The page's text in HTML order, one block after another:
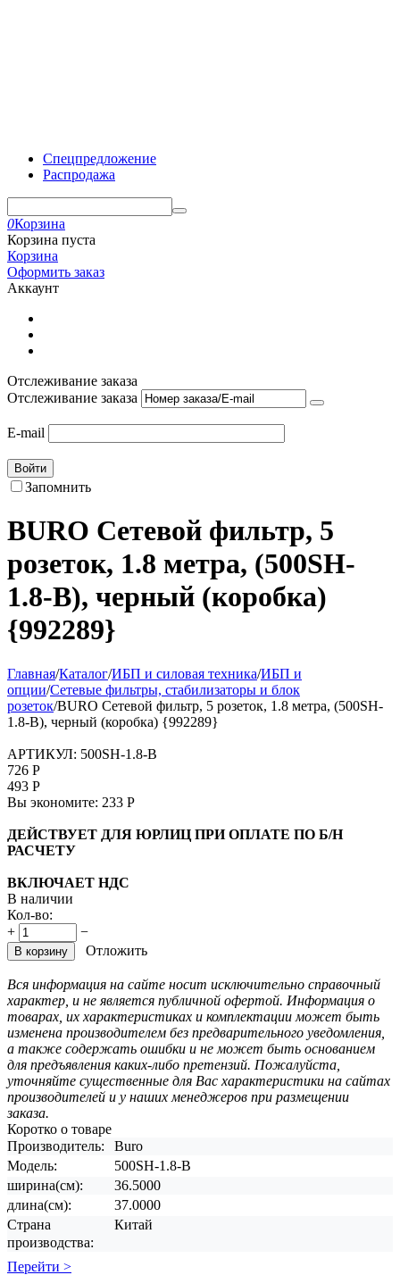
Спецпредложение
Распродажа
0Корзина
Корзина пуста
Корзина
Оформить заказ
Аккаунт
Отслеживание заказа
Отслеживание заказа
E-mail
Войти
Запомнить
BURO Сетевой фильтр, 5
розеток, 1.8 метра, (500SH-
1.8-B), черный (коробка)
{992289}
Главная/Каталог/ИБП и силовая техника/ИБП и
опции/Сетевые фильтры, стабилизаторы и блок
розеток/BURO Сетевой фильтр, 5 розеток, 1.8 метра, (500SH-
1.8-B), черный (коробка) {992289}
АРТИКУЛ: 500SH-1.8-B
726 Р
493 Р
Вы экономите: 233 Р
ДЕЙСТВУЕТ ДЛЯ ЮРЛИЦ ПРИ ОПЛАТЕ ПО Б/Н
РАСЧЕТУ
ВКЛЮЧАЕТ НДС
В наличии
Кол-во:
+
−
В корзину Отложить
Вся информация на сайте носит исключительно справочный
характер, и не является публичной офертой. Информация о
товарах, их характеристиках и комплектации может быть
изменена производителем без предварительного уведомления,
а также содержать ошибки и не может быть основанием
для предъявления каких-либо претензий. Пожалуйста,
уточняйте существенные для Вас характеристики на сайтах
производителей и у наших менеджеров при размещении
заказа.
Коротко о товаре
Производитель:
Buro
Модель:
500SH-1.8-B
ширина(см):
36.5000
длина(см):
37.0000
Страна
производства:
Китай
Перейти >